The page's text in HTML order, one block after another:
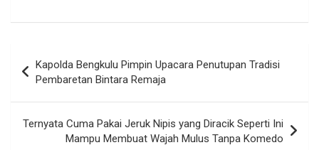
pos
Kapolda Bengkulu Pimpin Upacara Penutupan Tradisi
Pembaretan Bintara Remaja
Ternyata Cuma Pakai Jeruk Nipis yang Diracik Seperti Ini
Mampu Membuat Wajah Mulus Tanpa Komedo